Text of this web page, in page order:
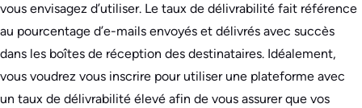
vous envisagez d’utiliser. Le taux de délivrabilité fait référence
au pourcentage d’e-mails envoyés et délivrés avec succès
dans les boîtes de réception des destinataires. Idéalement,
vous voudrez vous inscrire pour utiliser une plateforme avec
un taux de délivrabilité élevé afin de vous assurer que vos